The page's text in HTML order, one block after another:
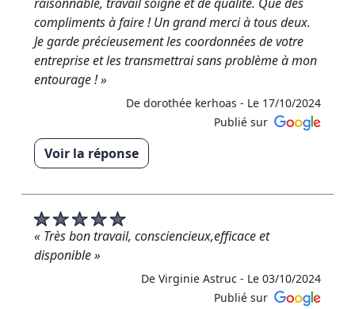
compliments à faire ! Un grand merci à tous deux.
Je garde précieusement les coordonnées de votre
entreprise et les transmettrai sans problème à mon
entourage ! »
De dorothée kerhoas - Le 17/10/2024
Publié sur
Voir la réponse
infiniment pour votre avis positif. C'était un réel
plaisir de travailler chez vous. Votre gentillesse et
votre simplicité étaient extraordinaires. Au plaisir
d'être à nouveau à votre service ! Cordialement
toutes l'équipe RM Rénovation »
De RM RENOVATION - Le 17/10/2024
« Très bon travail, consciencieux,efficace et
disponible »
De Virginie Astruc - Le 03/10/2024
Publié sur